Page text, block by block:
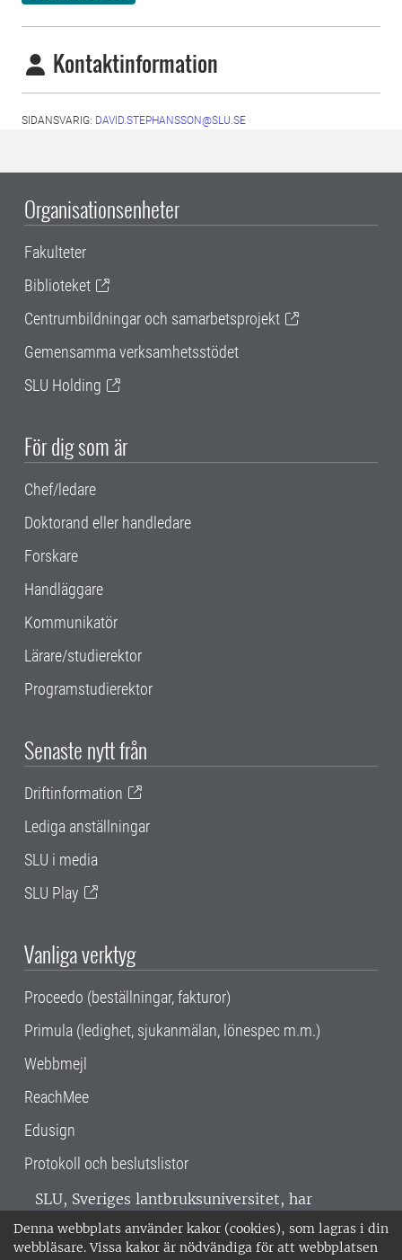
Denna webbplats använder kakor (cookies), som lagras i din
webbläsare. Vissa kakor är nödvändiga för att webbplatsen
Kontaktinformation
SIDANSVARIG: DAVID.STEPHANSSON@SLU.SE
Organisationsenheter
Fakulteter
Biblioteket
Centrumbildningar och samarbetsprojekt
Gemensamma verksamhetsstödet
SLU Holding
För dig som är
Chef/ledare
Doktorand eller handledare
Forskare
Handläggare
Kommunikatör
Lärare/studierektor
Programstudierektor
Senaste nytt från
Driftinformation
Lediga anställningar
SLU i media
SLU Play
Vanliga verktyg
Proceedo (beställningar, fakturor)
Primula (ledighet, sjukanmälan, lönespec m.m.)
Webbmejl
ReachMee
Edusign
Protokoll och beslutslistor
SLU, Sveriges lantbruksuniversitet, har
verksamhet över hela Sverige. Huvudorter är
Alnarp, Uppsala och Umeå.SLU är